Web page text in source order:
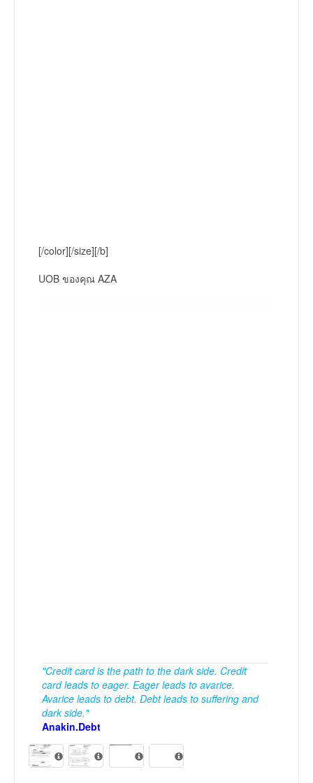
[/color][/size][/b]
UOB ของคุณ AZA
"Credit card is the path to the dark side. Credit
card leads to eager. Eager leads to avarice.
Avarice leads to debt. Debt leads to suffering and
dark side."
Anakin.Debt